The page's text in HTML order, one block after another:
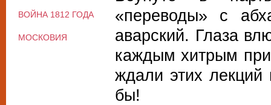
«переводы» с
аварский. Глаза
каждым хитрым
ждали этих
бы!
ВОЙНА 1812 ГОДА
МОСКОВИЯ